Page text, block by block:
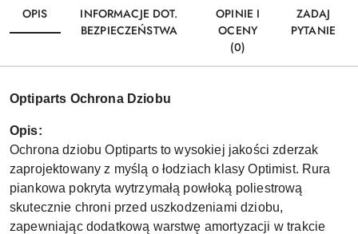
OPIS
INFORMACJE DOT.
BEZPIECZEŃSTWA
OPINIE I
OCENY
(0)
ZADAJ
PYTANIE
Optiparts Ochrona Dziobu
Opis:
Ochrona dziobu Optiparts to wysokiej jakości zderzak
zaprojektowany z myślą o łodziach klasy Optimist. Rura
piankowa pokryta wytrzymałą powłoką poliestrową
skutecznie chroni przed uszkodzeniami dziobu,
zapewniając dodatkową warstwę amortyzacji w trakcie